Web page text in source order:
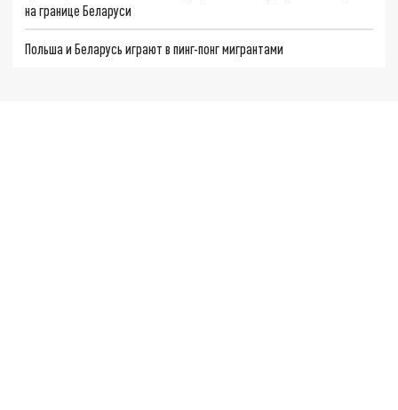
на границе Беларуси
Польша и Беларусь играют в пинг-понг мигрантами